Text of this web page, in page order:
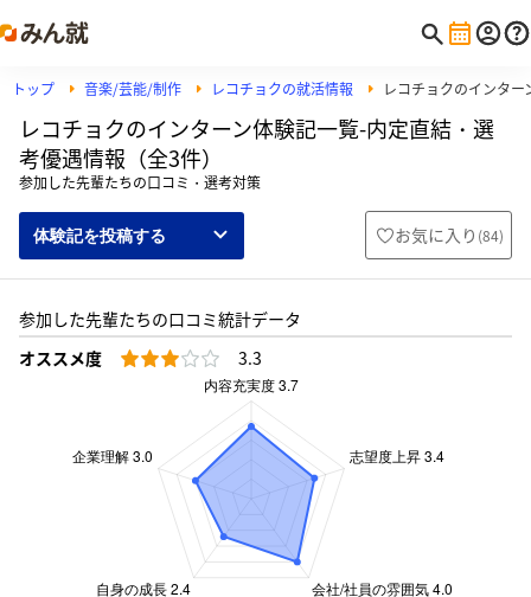
トップ 音楽/芸能/制作 レコチョクの就活情報 レコチョクのインター
レコチョクのインターン体験記一覧-内定直結・選
考優遇情報（全3件）
参加した先輩たちの口コミ・選考対策
体験記を投稿する お気に入り (84)
参加した先輩たちの口コミ統計データ
オススメ度
3.3